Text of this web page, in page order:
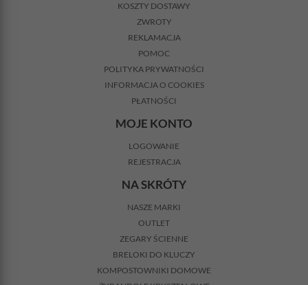
KOSZTY DOSTAWY
ZWROTY
REKLAMACJA
POMOC
POLITYKA PRYWATNOŚCI
INFORMACJA O COOKIES
PŁATNOŚCI
MOJE KONTO
LOGOWANIE
REJESTRACJA
NA SKRÓTY
NASZE MARKI
OUTLET
ZEGARY ŚCIENNE
BRELOKI DO KLUCZY
KOMPOSTOWNIKI DOMOWE